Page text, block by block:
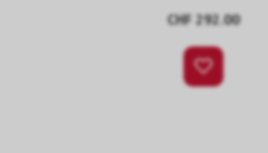
CHF 292.00